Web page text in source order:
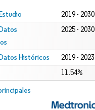
2019 - 2030
2025 - 2030
Históricos 2019 - 2023
11.54%